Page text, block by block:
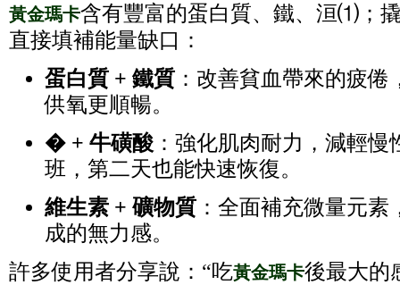
黃金瑪卡含有豐富的蛋白質、鐵、洹⑴；
直接填補能量缺口：
蛋白質 + 鐵質 ：改善貧血帶來的疲
供氧更順暢。
� + 牛磺酸 ：強化肌肉耐力，減輕
班，第二天也能快速恢復。
維生素 + 礦物質 ：全面補充微量元
成的無力感。
許多使用者分享說：“吃黃金瑪卡後最大的